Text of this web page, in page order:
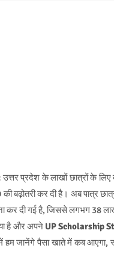
उत्तर प्रदेश के लाखों छात्रों के
की बढ़ोतरी कर दी है। अब पात्र
दी गई है, जिससे लगभग 38 लाख
है और अपने UP Scholarship
जानेंगे पैसा खाते में कब